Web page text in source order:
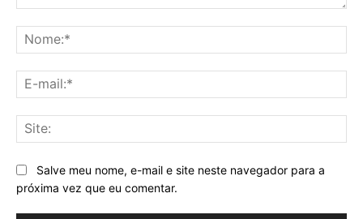
Salve meu nome, e-mail e site neste navegador para a
próxima vez que eu comentar.